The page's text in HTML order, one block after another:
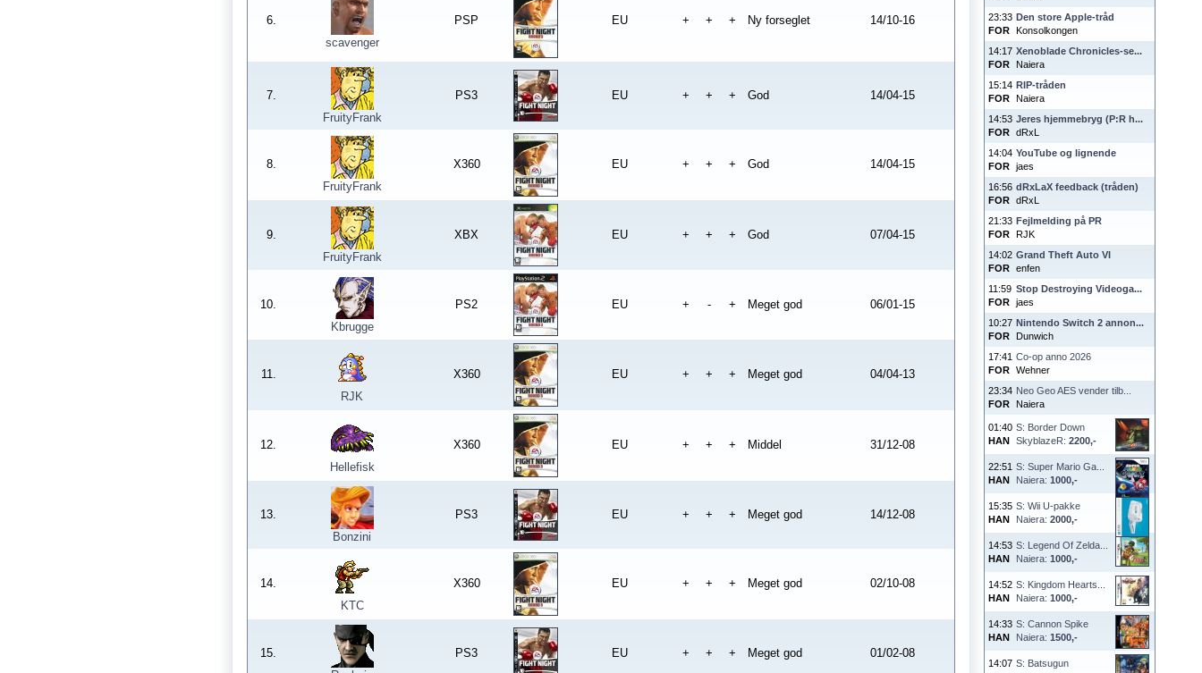
23:33
FOR
Den store Apple-tråd
Konsolkongen
14:17
FOR
Xenoblade Chronicles-se...
Naiera
15:14
FOR
RIP-tråden
Naiera
14:53
FOR
Jeres hjemmebryg (P:R h...
dRxL
14:04
FOR
YouTube og lignende
jaes
16:56
FOR
dRxLaX feedback (tråden)
dRxL
21:33
FOR
Fejlmelding på PR
RJK
14:02
FOR
Grand Theft Auto VI
enfen
11:59
FOR
Stop Destroying Videoga...
jaes
10:27
FOR
Nintendo Switch 2 annon...
Dunwich
17:41
FOR
Co-op anno 2026
Wehner
23:34
FOR
Neo Geo AES vender tilb...
Naiera
01:40
HAN
S: Border Down
SkyblazeR: 2200,-
22:51
HAN
S: Super Mario Ga...
Naiera: 1000,-
15:35
HAN
S: Wii U-pakke
Naiera: 2000,-
14:53
HAN
S: Legend Of Zelda...
Naiera: 1000,-
14:52
HAN
S: Kingdom Hearts...
Naiera: 1000,-
14:33
HAN
S: Cannon Spike
Naiera: 1500,-
14:07 S: Batsugun
6.
scavenger
PSP EU + + + Ny forseglet 14/10-16
7.
FruityFrank
PS3 EU + + + God 14/04-15
8.
FruityFrank
X360 EU + + + God 14/04-15
9.
FruityFrank
XBX EU + + + God 07/04-15
10.
Kbrugge
PS2 EU + - + Meget god 06/01-15
11.
RJK
X360 EU + + + Meget god 04/04-13
12.
Hellefisk
X360 EU + + + Middel 31/12-08
13.
Bonzini
PS3 EU + + + Meget god 14/12-08
14.
KTC
X360 EU + + + Meget god 02/10-08
15.
PS3 EU + + + Meget god 01/02-08